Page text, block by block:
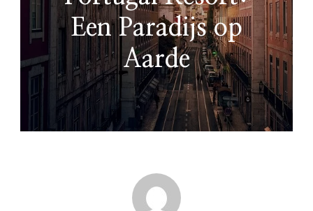
Een Paradijs op
Aarde